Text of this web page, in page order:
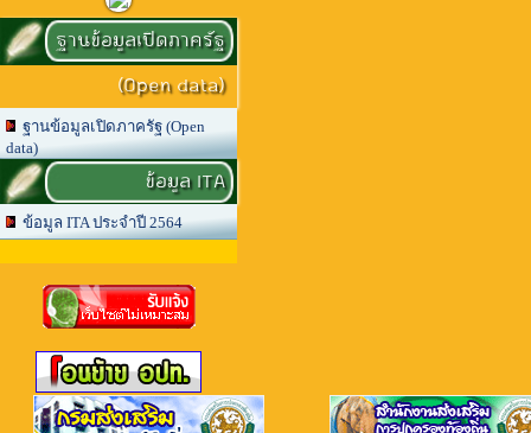
ฐานข้อมูลเปิดภาครัฐ
(Open data)
ฐานข้อมูลเปิดภาครัฐ (Open
data)
ข้อมูล ITA
ข้อมูล ITA ประจำปี 2564